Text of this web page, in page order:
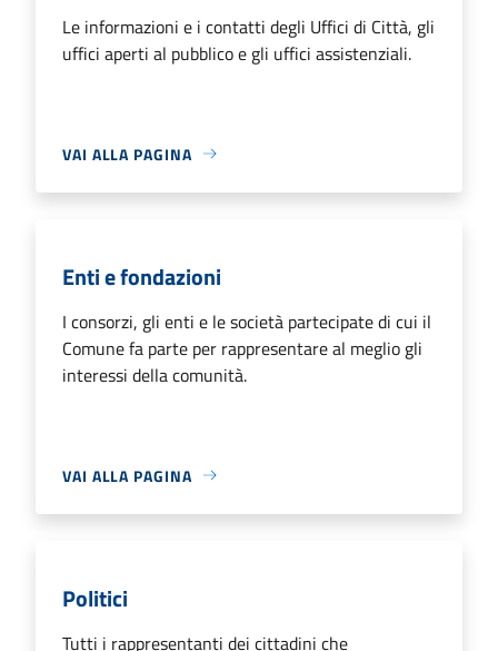
Le informazioni e i contatti degli Uffici di Città, gli
uffici aperti al pubblico e gli uffici assistenziali.
VAI ALLA PAGINA
Enti e fondazioni
I consorzi, gli enti e le società partecipate di cui il
Comune fa parte per rappresentare al meglio gli
interessi della comunità.
VAI ALLA PAGINA
Politici
Tutti i rappresentanti dei cittadini che